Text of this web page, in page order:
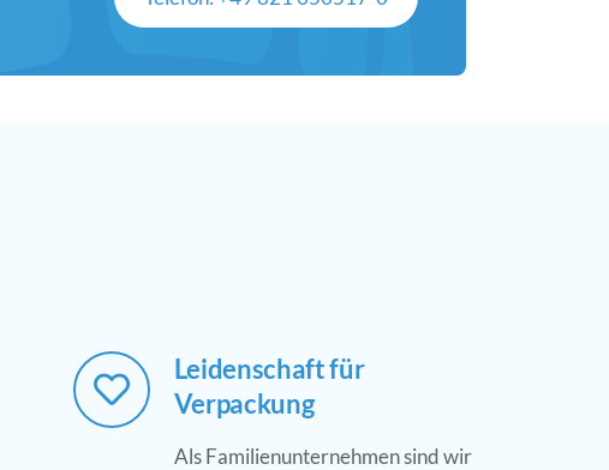
Leidenschaft für
Verpackung
Als Familienunternehmen sind wir